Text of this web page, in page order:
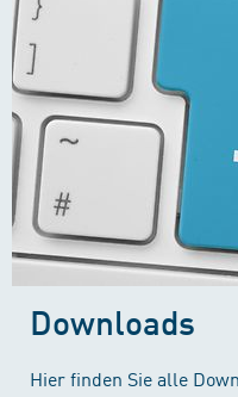
Downloads
Hier finden Sie alle